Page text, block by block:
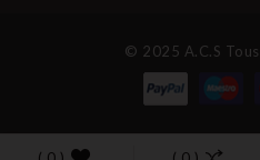
© 2025 A.C.S